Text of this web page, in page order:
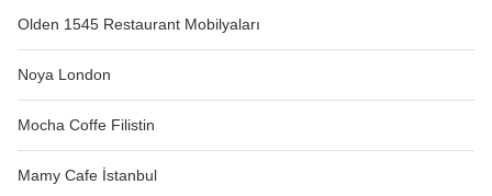
Olden 1545 Restaurant Mobilyaları
Noya London
Mocha Coffe Filistin
Mamy Cafe İstanbul